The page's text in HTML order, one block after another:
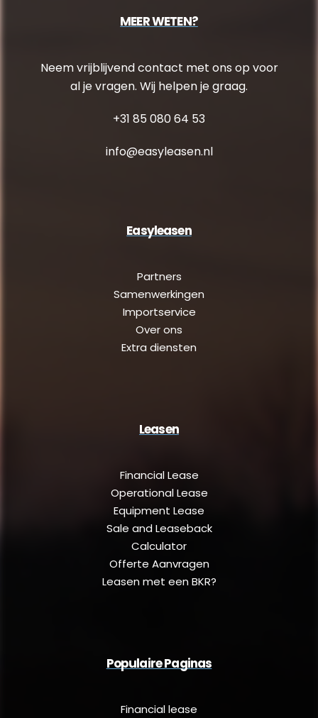
MEER WETEN?
Neem vrijblijvend contact met ons op voor
al je vragen. Wij helpen je graag.
+31 85 080 64 53
info@easyleasen.nl
Easyleasen
Partners
Samenwerkingen
Importservice
Over ons
Extra diensten
Leasen
Financial Lease
Operational Lease
Equipment Lease
Sale and Leaseback
Calculator
Offerte Aanvragen
Leasen met een BKR?
Populaire Paginas
Financial lease